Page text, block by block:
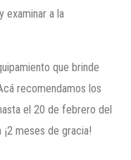
examinar a la
que brinde
recomendamos los
el 20 de febrero del
meses de gracia!